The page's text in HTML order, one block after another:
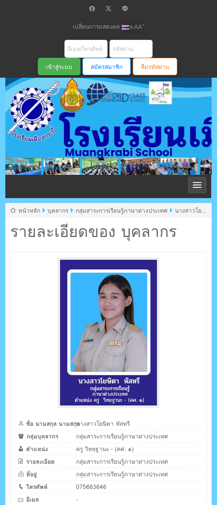
เปลี่ยนการแสดงผล A-AA+
สมัครสมาชิก ลืมรหัสผ่าน
โรงเรียนเมือง
กระบี่ สพม
ตรัง กระบี่
รายละเอียดของ บุคลากร
หน้าหลัก บุคลากร กลุ่มสาระการเรียนรู้ภาษาต่างประเทศ
นางสาวโยษิ
ชื่อ นามสกุล นามสกุลนางสาวโยษิตา หัสหรี
กลุ่มบุคลากร
กลุ่มสาระการเรียนรู้ภาษาต่างประเทศ
ตำแหน่ง
ครู วิทยฐานะ - (คศ. ๑)
รายละเอียด
กลุ่มสาระการเรียนรู้ภาษาต่างประเทศ
ที่อยู่
กลุ่มสาระการเรียนรู้ภาษาต่างประเทศ
โทรศัพท์
075663646
อีเมล
-